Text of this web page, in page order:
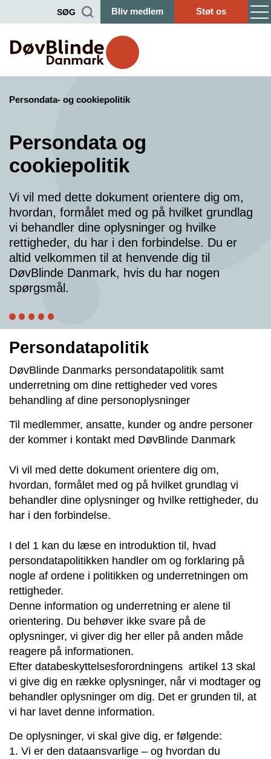
SØG Bliv medlem Støt os
Persondata- og cookiepolitik
Persondata og
cookiepolitik
Vi vil med dette dokument orientere dig om,
hvordan, formålet med og på hvilket grundlag
vi behandler dine oplysninger og hvilke
rettigheder, du har i den forbindelse. Du er
altid velkommen til at henvende dig til
DøvBlinde Danmark, hvis du har nogen
spørgsmål.
Persondatapolitik
DøvBlinde Danmarks persondatapolitik samt
underretning om dine rettigheder ved vores
behandling af dine personoplysninger
Til medlemmer, ansatte, kunder og andre personer
der kommer i kontakt med DøvBlinde Danmark
Vi vil med dette dokument orientere dig om,
hvordan, formålet med og på hvilket grundlag vi
behandler dine oplysninger og hvilke rettigheder, du
har i den forbindelse.
I del 1 kan du læse en introduktion til, hvad
persondatapolitikken handler om og forklaring på
nogle af ordene i politikken og underretningen om
rettigheder.
Denne information og underretning er alene til
orientering. Du behøver ikke svare på de
oplysninger, vi giver dig her eller på anden måde
reagere på informationen.
Efter databeskyttelsesforordningens artikel 13 skal
vi give dig en række oplysninger, når vi modtager og
behandler oplysninger om dig. Det er grunden til, at
vi har lavet denne information.
De oplysninger, vi skal give dig, er følgende:
1. Vi er den dataansvarlige – og hvordan du